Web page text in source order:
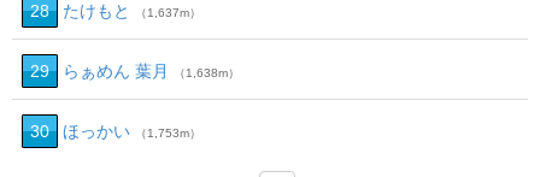
28 たけもと （1,637m）
29 らぁめん 葉月 （1,638m）
30 ほっかい （1,753m）